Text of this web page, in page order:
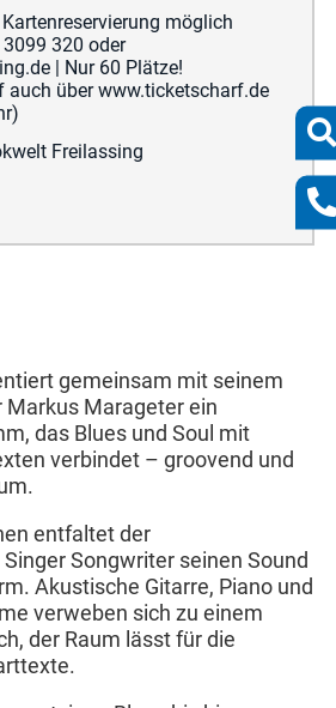
Kartenreservierung möglich
320 oder
| Nur 60 Plätze!
auch über www.ticketscharf.de
Freilassing
gemeinsam mit seinem
Markus Marageter ein
das Blues und Soul mit
verbindet – groovend und
entfaltet der
Songwriter seinen Sound
Akustische Gitarre, Piano und
verweben sich zu einem
der Raum lässt für die